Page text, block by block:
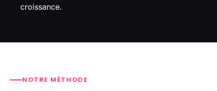
croissance.
NOTRE MÉTHODE